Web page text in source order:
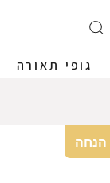
גופי תאורה